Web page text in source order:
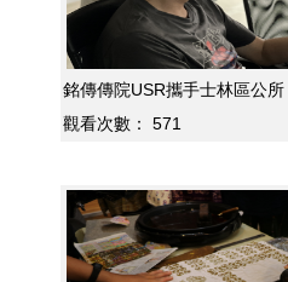
觀看次數：
571